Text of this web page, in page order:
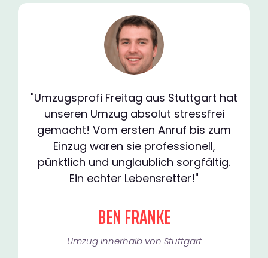
"Umzugsprofi Freitag aus Stuttgart hat
unseren Umzug absolut stressfrei
gemacht! Vom ersten Anruf bis zum
Einzug waren sie professionell,
pünktlich und unglaublich sorgfältig.
Ein echter Lebensretter!"
BEN FRANKE
Umzug innerhalb von Stuttgart​